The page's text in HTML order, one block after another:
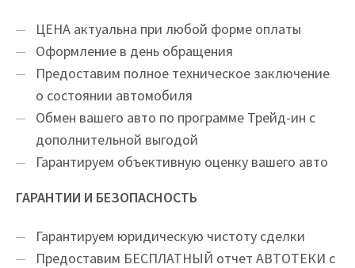
ЦEНA актуальна при любой форме оплаты
Оформление в день обращения
Предоставим полное техническое заключение
о состоянии автомобиля
Обмен вашего авто по программе Трейд-ин с
дополнительной выгодой
Гарантируем объективную оценку вашего авто
ГАРАНТИИ И БЕЗОПАСНОСТЬ
Гарантируем юридическую чистоту сделки
Предоставим БЕСПЛАТНЫЙ отчет АВТОТЕКИ с